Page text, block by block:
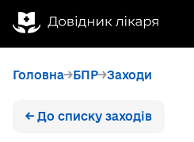
Головна БПР Заходи
← До списку заходів